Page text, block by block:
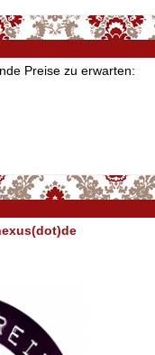
Preise zu erwarten: